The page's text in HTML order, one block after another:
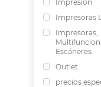
Impresión
Impresoras
Impresoras,
Escáneres
Outlet
precios